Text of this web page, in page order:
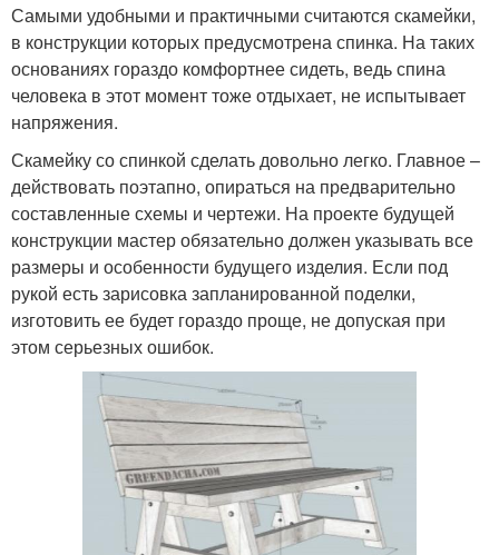
Самыми удобными и практичными считаются скамейки,
в конструкции которых предусмотрена спинка. На таких
основаниях гораздо комфортнее сидеть, ведь спина
человека в этот момент тоже отдыхает, не испытывает
напряжения.
Скамейку со спинкой сделать довольно легко. Главное –
действовать поэтапно, опираться на предварительно
составленные схемы и чертежи. На проекте будущей
конструкции мастер обязательно должен указывать все
размеры и особенности будущего изделия. Если под
рукой есть зарисовка запланированной поделки,
изготовить ее будет гораздо проще, не допуская при
этом серьезных ошибок.